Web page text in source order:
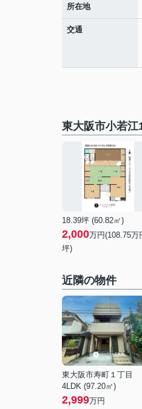
所在地
交通
東大阪市小若
18.39坪 (60.82㎡)
2,000万円(108.75万
坪)
近隣の物件
東大阪市寿町１丁目
4LDK (97.20㎡)
2,999万円